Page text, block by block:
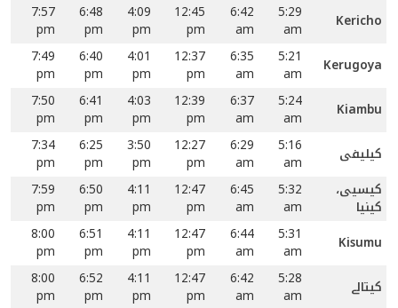
Kericho
5:29
am
6:42
am
12:45
pm
4:09
pm
6:48
pm
7:57
pm
Kerugoya
5:21
am
6:35
am
12:37
pm
4:01
pm
6:40
pm
7:49
pm
Kiambu
5:24
am
6:37
am
12:39
pm
4:03
pm
6:41
pm
7:50
pm
کیلیفی
5:16
am
6:29
am
12:27
pm
3:50
pm
6:25
pm
7:34
pm
کیسیی،
کینیا
5:32
am
6:45
am
12:47
pm
4:11
pm
6:50
pm
7:59
pm
Kisumu
5:31
am
6:44
am
12:47
pm
4:11
pm
6:51
pm
8:00
pm
کیتالے
5:28
am
6:42
am
12:47
pm
4:11
pm
6:52
pm
8:00
pm